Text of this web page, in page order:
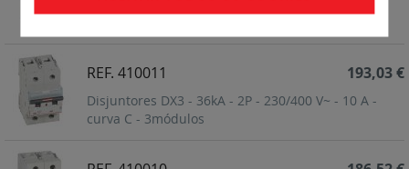
Disjuntores DX3 - 36kA - 2P - 230/400 V~ - 10 A -
REF. 410011
Disjuntores DX3 - 36kA - 2P - 230/400 V~ - 10 A -
curva C - 3módulos
193,03 €